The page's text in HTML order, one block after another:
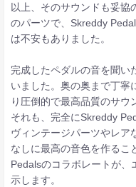
以上、そのサウンドも妥協
のパーツで、Skreddy
は不安もありました。
完成したペダルの音を聞い
いました。奥の奥まで丁寧
り圧倒的で最高品質のサウ
それも、完全にSkreddy
ヴィンテージパーツやレア
なしに最高の音色を作るこ
Pedalsのコラボレートが、
示します。